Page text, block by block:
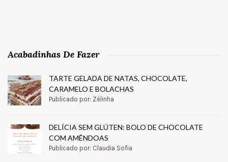
Acabadinhas De Fazer
TARTE GELADA DE NATAS, CHOCOLATE,
CARAMELO E BOLACHAS
Publicado por: Zélinha
DELÍCIA SEM GLÚTEN: BOLO DE CHOCOLATE
COM AMÊNDOAS
Publicado por: Claudia Sofia